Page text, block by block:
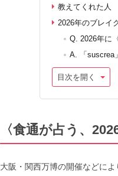
教えてくれた人
2026年のブレイ
Q. 2026年に
A. 「suscrea
目次を開く
〈食通が占う、
大阪・関西万博の開催などに